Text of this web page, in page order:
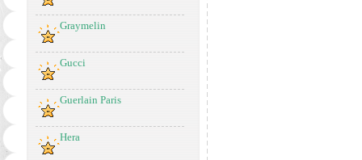
Graymelin
Gucci
Guerlain Paris
Hera